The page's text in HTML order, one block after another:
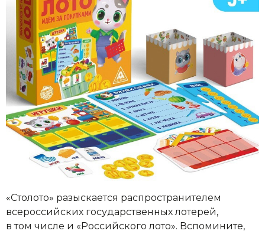
«Столото» разыскается распространителем
всероссийских государственных лотерей,
в том числе и «Российского лото». Вспомините,